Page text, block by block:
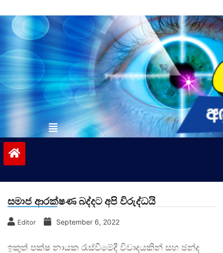
to
contentvinivida.lk
සමාජ ආරක්ෂණ බද්දට අපි විරුද්ධයි
Editor September 6, 2022
ඉකුත් පක්ෂ නායක රැස්වීමේදී විවාදයකින් සහ ඡන්ද